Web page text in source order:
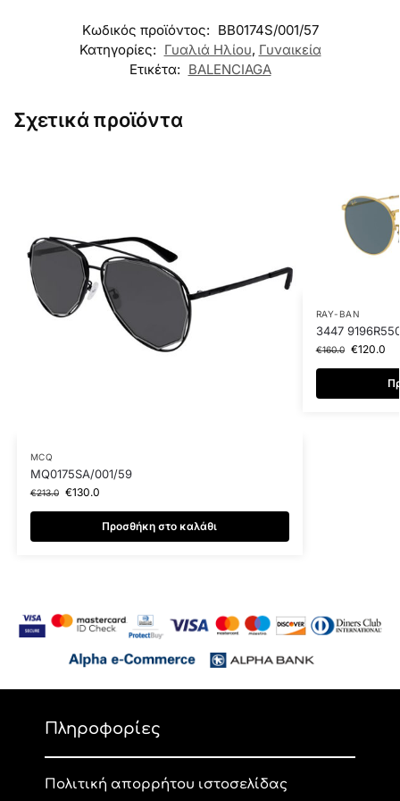
Κωδικός προϊόντος: BB0174S/001/57
Κατηγορίες: Γυαλιά Ηλίου, Γυναικεία
Ετικέτα: BALENCIAGA
Σχετικά προϊόντα
MCQ
MQ0175SA/001/59
€213.0 €130.0
Προσθήκη στο καλάθι
RAY-BAN
3447
€160.0 €120.0
Πληροφορίες
Πολιτική απορρήτου ιστοσελίδας